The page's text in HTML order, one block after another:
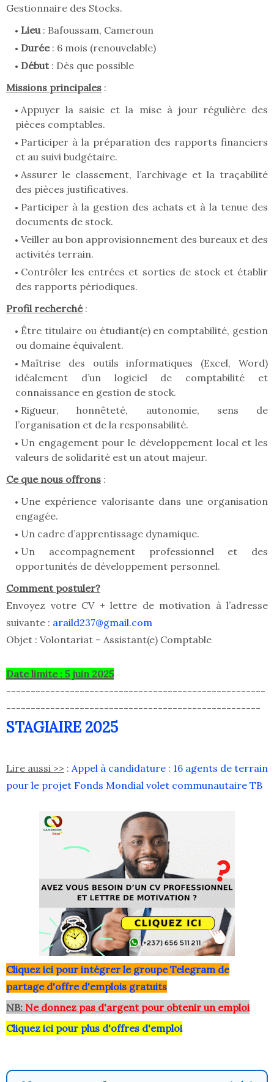
Gestionnaire des Stocks.
Lieu : Bafoussam, Cameroun
Durée : 6 mois (renouvelable)
Début : Dès que possible
Missions principales :
Appuyer la saisie et la mise à jour régulière des
pièces comptables.
Participer à la préparation des rapports financiers
et au suivi budgétaire.
Assurer le classement, l’archivage et la traçabilité
des pièces justificatives.
Participer à la gestion des achats et à la tenue des
documents de stock.
Veiller au bon approvisionnement des bureaux et des
activités terrain.
Contrôler les entrées et sorties de stock et établir
des rapports périodiques.
Profil recherché:
Être titulaire ou étudiant(e) en comptabilité, gestion
ou domaine équivalent.
Maîtrise des outils informatiques (Excel, Word)
idéalement d’un logiciel de comptabilité et
connaissance en gestion de stock.
Rigueur, honnêteté, autonomie, sens de
l’organisation et de la responsabilité.
Un engagement pour le développement local et les
valeurs de solidarité est un atout majeur.
Ce que nous offrons :
Une expérience valorisante dans une organisation
engagée.
Un cadre d’apprentissage dynamique.
Un accompagnement professionnel et des
opportunités de développement personnel.
Comment postuler?
Envoyez votre CV + lettre de motivation à l’adresse
suivante : araild237@gmail.com
Objet : Volontariat – Assistant(e) Comptable
Date limite : 5 juin 2025
-----------------------------------------------------
----------------------------------------------------
STAGIAIRE 2025
Lire aussi >> : Appel à candidature : 16 agents de terrain
pour le projet Fonds Mondial volet communautaire TB
Cliquez ici pour intégrer le groupe Telegram de
partage d'offre d'emplois gratuits
NB: Ne donnez pas d'argent pour obtenir un emploi
Cliquez ici pour plus d'offres d'emploi